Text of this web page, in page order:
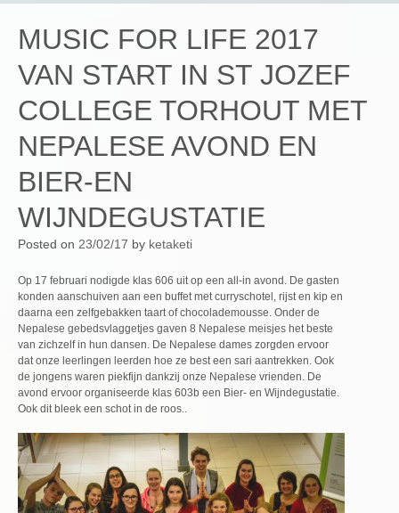
MUSIC FOR LIFE 2017
VAN START IN ST JOZEF
COLLEGE TORHOUT MET
NEPALESE AVOND EN
BIER-EN
WIJNDEGUSTATIE
Posted on 23/02/17 by ketaketi
Op 17 februari nodigde klas 606 uit op een all-in avond. De gasten
konden aanschuiven aan een buffet met curryschotel, rijst en kip en
daarna een zelfgebakken taart of chocolademousse. Onder de
Nepalese gebedsvlaggetjes gaven 8 Nepalese meisjes het beste
van zichzelf in hun dansen. De Nepalese dames zorgden ervoor
dat onze leerlingen leerden hoe ze best een sari aantrekken. Ook
de jongens waren piekfijn dankzij onze Nepalese vrienden. De
avond ervoor organiseerde klas 603b een Bier- en Wijndegustatie.
Ook dit bleek een schot in de roos..